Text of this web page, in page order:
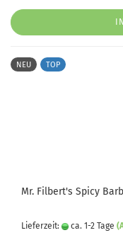
NEU TOP
Mr. Filbert's Spicy
Lieferzeit: ca. 1-2 Tage